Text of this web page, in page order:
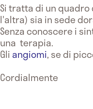
Si tratta di un quadro
l'altra) sia in sede
Senza conoscere i
una terapia.
Gli angiomi, se di
Cordialmente